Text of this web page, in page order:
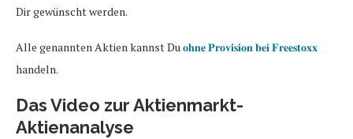
Dir gewünscht werden.
Alle genannten Aktien kannst Du𝐨𝐡𝐧𝐞 𝐏𝐫𝐨𝐯𝐢𝐬𝐢𝐨𝐧 𝐛𝐞𝐢 𝐅𝐫𝐞𝐞𝐬𝐭𝐨𝐱𝐱
handeln.
Das Video zur Aktienmarkt-
Aktienanalyse